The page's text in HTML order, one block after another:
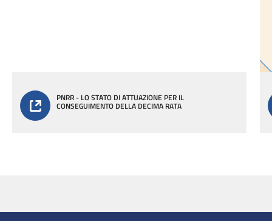
PNRR - LO STATO DI ATTUAZIONE PER IL
CONSEGUIMENTO DELLA DECIMA RATA